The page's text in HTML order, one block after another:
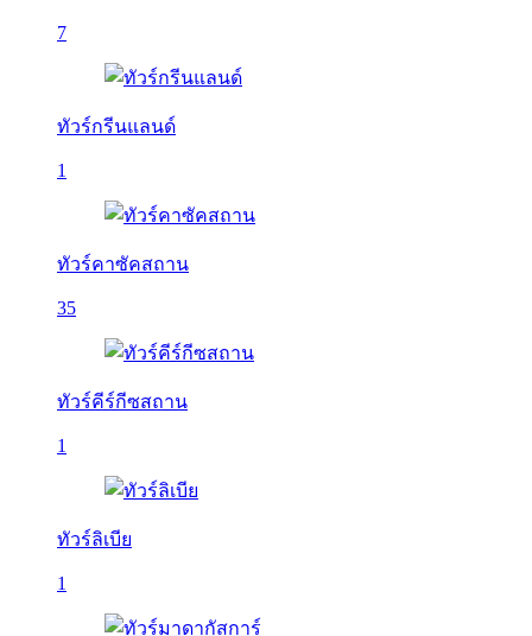
7
ทัวร์กรีนแลนด์
1
ทัวร์คาซัคสถาน
35
ทัวร์คีร์กีซสถาน
1
ทัวร์ลิเบีย
1